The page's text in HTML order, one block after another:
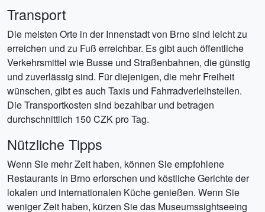
Transport
Die meisten Orte in der Innenstadt von Brno sind leicht zu
erreichen und zu Fuß erreichbar. Es gibt auch öffentliche
Verkehrsmittel wie Busse und Straßenbahnen, die günstig
und zuverlässig sind. Für diejenigen, die mehr Freiheit
wünschen, gibt es auch Taxis und Fahrradverleihstellen.
Die Transportkosten sind bezahlbar und betragen
durchschnittlich 150 CZK pro Tag.
Nützliche Tipps
Wenn Sie mehr Zeit haben, können Sie empfohlene
Restaurants in Brno erforschen und köstliche Gerichte der
lokalen und internationalen Küche genießen. Wenn Sie
weniger Zeit haben, kürzen Sie das Museumssightseeing